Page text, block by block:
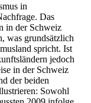
in
Das
in der Schweiz
was grundsätzlich
spricht. Ist
jedoch
in der Schweiz
der beiden
Sowohl